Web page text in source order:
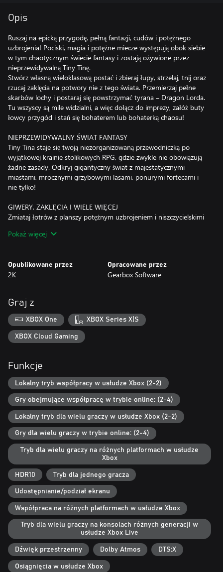
Opis
Ruszaj na epicką przygodę, pełną fantazji, cudów i potężnego
uzbrojenia! Pociski, magia i potężne miecze występują obok siebie
w tym chaotycznym świecie fantasy i zostają ożywione przez
nieprzewidywalną Tiny Tinę.
Stwórz własną wieloklasową postać i zbieraj łupy, strzelaj, tnij oraz
rzucaj zaklęcia na potwory nie z tego świata. Przemierzaj pełne
skarbów lochy i postaraj się powstrzymać tyrana – Dragon Lorda.
Tu wszyscy są mile widzialni, a więc dołącz do imprezy, załóż buty
łowcy przygód i stań się bohaterem lub bohaterką chaosu!
NIEPRZEWIDYWALNY ŚWIAT FANTASY
Tiny Tina staje się twoją niezorganizowaną przewodniczką po
wyjątkowej krainie stolikowych RPG, gdzie zwykle nie obowiązują
żadne zasady. Odkryj gigantyczny świat z majestatycznymi
miastami, mrocznymi grzybowymi lasami, ponurymi fortecami i
nie tylko!
GIWERY, ZAKLĘCIA I WIELE WIĘCEJ
Zmiataj łotrów z planszy potężnym uzbrojeniem i niszczycielskimi
swojej siły ognia, aby zgładzić legiony wrogów, w tym szkielety o
niebezpiecznych lochach i spróbuj zgarnąć epickie łupy!
na punkcie zasad robot Frette. W trakcie wyprawy, której celem
będzie pokonanie Dragon Lorda, spotkasz całą gamę wyrzutków,
na przykład dzierżącego lutnię Bardbariana i postać z krainy
wróżek – Fairy Punchfathera.
Stwórz idealnego bohatera, skorzystaj z licznych opcji
personalizacji i systemu wieloklasowego pozwalającego ci łączyć i
dopasowywać sześć niepowtarzalnych drzew umiejętności postaci.
W każdym drzewie znajdziesz niesamowite zdolności. Awansuj,
szlifuj postać, rozbudowuj arsenał i zbuduj własnego,
doskonałego łowcę lub łowczynię przygód.
ZBIERZ ZNAJOMYCH W PEŁNYM CHAOSU TRYBIE
WSPÓŁPRACY
Baw się dobrze solo albo stwórz drużynę z maksymalnie trójką
znajomych, w trybie dla wielu graczy online albo na lokalnym
dzielonym ekranie. Podziel się łupami albo ruszaj, aby zgarnąć
najbardziej lśniące łupy. To ty decydujesz, jak grasz!
Pokaż więcej
Opublikowane przez
2K
Opracowane przez
Gearbox Software
Graj z
XBOX One XBOX Series X|S
XBOX Cloud Gaming
Funkcje
Lokalny tryb współpracy w usłudze Xbox (2-2)
Gry obejmujące współpracę w trybie online: (2-4)
Lokalny tryb dla wielu graczy w usłudze Xbox (2-2)
Gry dla wielu graczy w trybie online: (2-4)
Tryb dla wielu graczy na różnych platformach w usłudze
Xbox
HDR10 Tryb dla jednego gracza
Udostępnianie/podział ekranu
Współpraca na różnych platformach w usłudze Xbox
Tryb dla wielu graczy na konsolach różnych generacji w
usłudze Xbox Live
Dźwięk przestrzenny Dolby Atmos DTS:X
Osiągnięcia w usłudze Xbox